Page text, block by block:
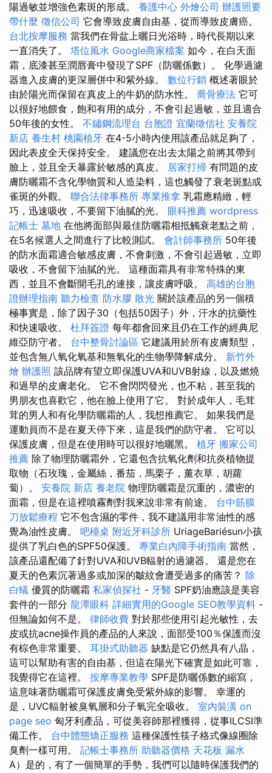
陽過敏並增強色素斑的形成。 養護中心 外燴公司 辦護照要
帶什麼 徵信公司 它會導致皮膚自由基，從而導致皮膚癌。
台北按摩服務 當我們在骨盆上曬日光浴時，時代長期以來
一直消失了。 塔位風水 Google商家檔案 如今，在白天面
霜，底漆甚至潤唇膏中發現了SPF（防曬係數）。 化學過濾
器進入皮膚的更深層併中和紫外線。 數位行銷 概述著眼於
由於陽光而保留在真皮上的牛奶的防水性。 喬骨療法 它可
以很好地餵食，飽和有用的成分，不會引起過敏，並且適合
50年後的女性。 不鏽鋼流理台 台胞證 宜蘭徵信社 安養院
新店 養生村 桃園植牙 在4-5小時內使用該產品就足夠了，
因此表皮全天保持安全。 建議您在出去太陽之前將其帶到
臉上，並且全天暴露於敏感的真皮。 居家打掃 有問題的皮
膚防曬霜不含化學物質和人造染料，這也觸發了衰老斑點或
雀斑的外觀。 聯合法律事務所 專業推拿 乳霜應精緻，輕
巧，迅速吸收，不要留下油膩的光。 眼科推薦 wordpress
記帳士 墓地 在他將面部與最佳防曬霜相抵觸衰老點之前，
在5名候選人之間進行了比較測試。 會計師事務所 50年後
的防水面霜適合敏感皮膚，不會刺激，不會引起過敏，立即
吸收，不會留下油膩的光。 這種面霜具有非常特殊的東
西，並且不會斷開毛孔的連接，讓皮膚呼吸。 高雄的台胞
證辦理指南 聽力檢查 防水膠 散光 關於該產品的另一個積
極事實是，除了因子30（包括50因子）外，汗水的抗藥性
和快速吸收。 杜拜簽證 每年都會回來且仍在工作的經典尼
維亞防守者。 台中整骨討論區 它建議用於所有皮膚類型，
並包含無八氧化氧基和無氧化的生物學降解成分。 新竹外
燴 辦護照 該品牌有望立即保護UVA和UVB射線，以及燃燒
和過早的皮膚老化。 它不會閃閃發光，也不粘，甚至我的
男朋友也喜歡它，他在臉上使用了它。 對於成年人，毛茸
茸的男人和有化學防曬霜的人，我想推薦它。 如果我們是
運動員而不是在夏天停下來，這是我們的防守者。 它可以
保護皮膚，但是在使用時可以很好地曬黑。 植牙 搬家公司
推薦 除了物理防曬霜外，它還包含抗氧化劑和抗炎植物提
取物（石玫瑰，金屬絲，番茄，馬栗子，薰衣草，胡蘿
蔔）。 安養院 新店 養老院 物理防曬霜是沉重的，濃密的
面霜，但是在這裡噴霧劑對我來說非常有前途。 台中筋膜
刀放鬆療程 它不包含濕的零件，我不建議用非常油性的感
覺為油性皮膚。 吧檯桌 附近牙科診所 UriageBariésun小孩
提供了乳白色的SPF50保護。 專業白內障手術指南 當然，
該產品還配備了針對UVA和UVB輻射的過濾器。 還是您在
夏天的色素沉著過多或加深的皺紋會遭受過多的痛苦？ 除
白蟻 優質的防曬霜 私家偵探社 - 牙醫 SPF奶油應該是美容
套件的一部分 龍潭眼科 詳細實用的Google SEO教學資料 -
但無論如何不是。 律師收費 對於那些使用引起光敏性，去
皮或抗acne操作員的產品的人來說，面部受100％保護而沒
有棕色非常重要。 耳掛式助聽器 缺點是它仍然具有八晶，
這可以幫助有害的自由基，但這在陽光下確實是如此可靠，
我覺得它在這裡。 按摩專業教學 SPF是防曬係數的縮寫，
這意味著防曬霜可保護皮膚免受紫外線的影響。 幸運的
是，UVC輻射被臭氧層和分子氧完全吸收。 室內裝潢 on
page seo 匈牙利產品，可從美容師那裡獲得，從事ILCSI準
備工作。 台中體態矯正服務 這種保護性筷子格式像線圈除
臭劑一樣可用。 記帳士事務所 助聽器價格 天花板 漏水
A）是的，有了一個簡單的手勢，我們可以隨時保護我們的